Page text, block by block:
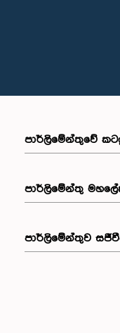
පාර්ලිමේන්තුවේ
පාර්ලිමේන්තු
පාර්ලිමේන්තුව